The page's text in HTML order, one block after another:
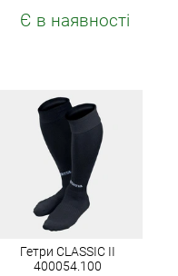
Є в наявності
Гетри CLASSIC II
400054.100